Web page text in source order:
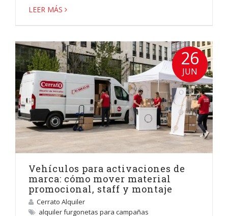
LEER MÁS
26
JUN
Vehículos para activaciones de
marca: cómo mover material
promocional, staff y montaje
Cerrato Alquiler
alquiler furgonetas para campañas